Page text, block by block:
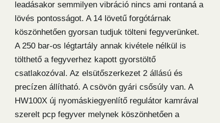
leadásakor semmilyen vibráció nincs ami rontaná a
lövés pontosságot. A 14 lövetű forgótárnak
köszönhetően gyorsan tudjuk tölteni fegyverünket.
A 250 bar-os légtartály annak kivétele nélkül is
tölthető a fegyverhez kapott gyorstöltő
csatlakozóval. Az elsütőszerkezet 2 állású és
precízen állítható. A csövön gyári csősúly van. A
HW100X új nyomáskiegyenlítő regulátor kamrával
szerelt pcp fegyver melynek köszönhetően a